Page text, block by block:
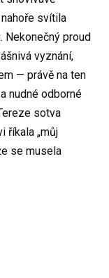
svítila
Nekonečný proud
vyznání,
— právě na ten
nudné odborné
sotva
říkala „můj
se musela